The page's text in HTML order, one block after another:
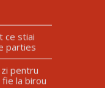
ce stiai
parties
pentru
la birou